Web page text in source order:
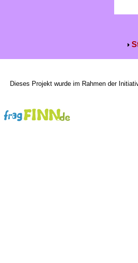
Dieses Projekt wurde im Rahmen der